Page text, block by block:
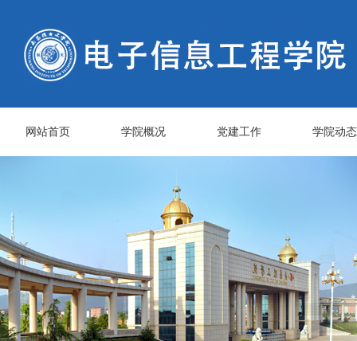
网站首页 学院概况 党建工作 学院动态